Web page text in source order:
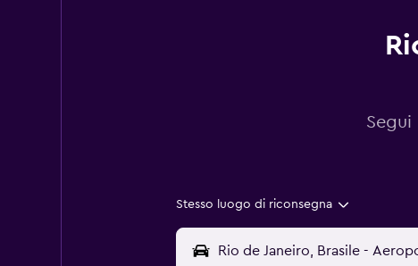
Stesso luogo di riconsegna